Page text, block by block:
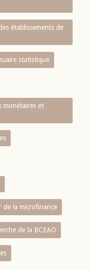
établissements de
statistique
monétaires et
de la microfinance
de la BCEAO